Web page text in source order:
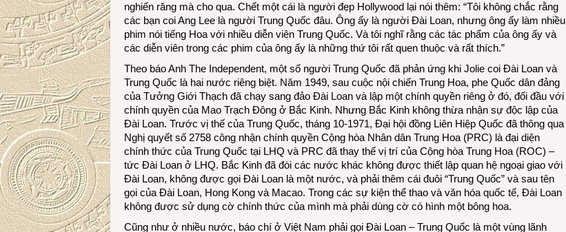
nghiến răng mà cho qua. Chết một cái là người đẹp Hollywood lại nói thêm: “Tôi không chắc rằng
các bạn coi Ang Lee là người Trung Quốc đâu. Ông ấy là người Đài Loan, nhưng ông ấy làm nhiều
phim nói tiếng Hoa với nhiều diễn viên Trung Quốc. Và tôi nghĩ rằng các tác phẩm của ông ấy và
các diễn viên trong các phim của ông ấy là những thứ tôi rất quen thuộc và rất thích.”
Theo báo Anh The Independent, một số người Trung Quốc đã phản ứng khi Jolie coi Đài Loan và
Trung Quốc là hai nước riêng biệt. Năm 1949, sau cuộc nội chiến Trung Hoa, phe Quốc dân đảng
của Tưởng Giới Thạch đã chạy sang đảo Đài Loan và lập một chính quyền riêng ở đó, đối đầu với
chính quyền của Mao Trạch Đông ở Bắc Kinh. Nhưng Bắc Kinh không thừa nhận sự độc lập của
Đài Loan. Trước vị thế của Trung Quốc, tháng 10-1971, Đại hội đồng Liên Hiệp Quốc đã thông qua
Nghị quyết số 2758 công nhận chính quyền Cộng hòa Nhân dân Trung Hoa (PRC) là đại diện
chính thức của Trung Quốc tại LHQ và PRC đã thay thế vị trí của Cộng hòa Trung Hoa (ROC) –
tức Đài Loan ở LHQ. Bắc Kinh đã đòi các nước khác không được thiết lập quan hệ ngoại giao với
Đài Loan, không được gọi Đài Loan là một nước, và phải thêm cái đuôi “Trung Quốc” và sau tên
gọi của Đài Loan, Hong Kong và Macao. Trong các sự kiện thể thao và văn hóa quốc tế, Đài Loan
không được sử dụng cờ chính thức của mình mà phải dùng cờ có hình một bông hoa.
Cũng như ở nhiều nước, báo chí ở Việt Nam phải gọi Đài Loan – Trung Quốc là một vùng lãnh